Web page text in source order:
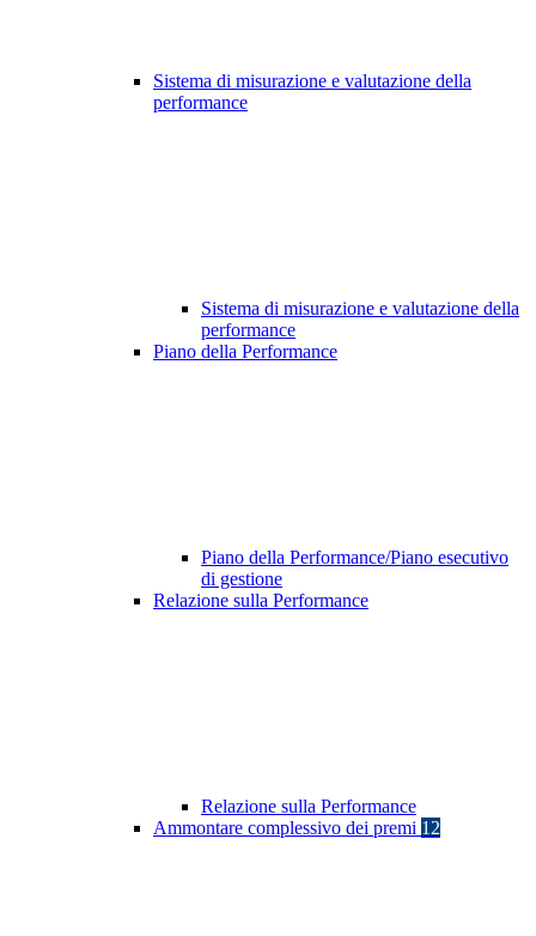
Sistema di misurazione e valutazione della
performance
Sistema di misurazione e valutazione della
performance
Piano della Performance
Piano della Performance/Piano esecutivo
di gestione
Relazione sulla Performance
Relazione sulla Performance
Ammontare complessivo dei premi 12